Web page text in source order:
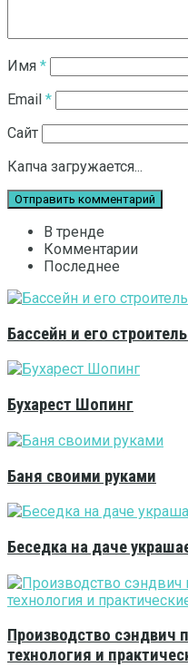
Имя *
Email *
Сайт
Капча загружается...
В тренде
Комментарии
Последнее
Бассейн и его
Бухарест Шопинг
Баня своими руками
Беседка на даче
Производство сэндвич
технология и